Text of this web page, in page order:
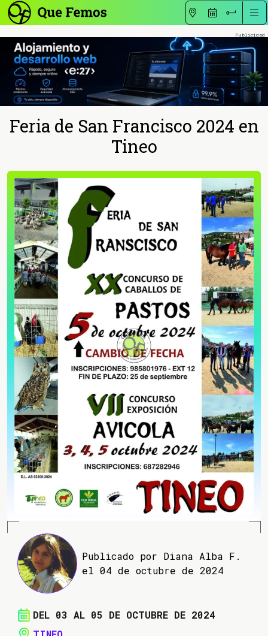
Feria de San Francisco 2024 en
Tineo
Publicado por Diana Alba F.
el 04 de octubre de 2024
DEL 03 AL 05 DE OCTUBRE DE 2024